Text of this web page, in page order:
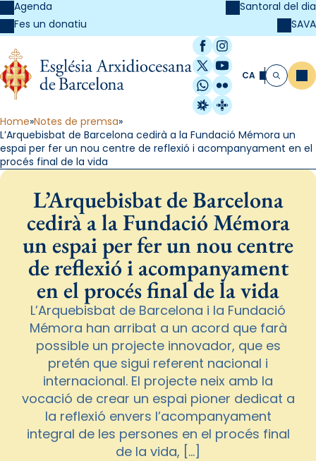
Agenda
Fes un donatiu
Santoral del dia
SAVA
Facebook
Instagram
X / Twitter
YouTube
WhatsApp
Flickr
Radio Estel
Catalunya
CA Cerca
Home Notes de premsa
L’Arquebisbat de Barcelona cedirà a la Fundació Mémora un
espai per fer un nou centre de reflexió i acompanyament en el
procés final de la vida
L’Arquebisbat de Barcelona
cedirà a la Fundació Mémora
un espai per fer un nou centre
de reflexió i acompanyament
en el procés final de la vida
L’Arquebisbat de Barcelona i la Fundació
Mémora han arribat a un acord que farà
possible un projecte innovador, que es
pretén que sigui referent nacional i
internacional. El projecte neix amb la
vocació de crear un espai pioner dedicat a
la reflexió envers l’acompanyament
integral de les persones en el procés final
de la vida, […]